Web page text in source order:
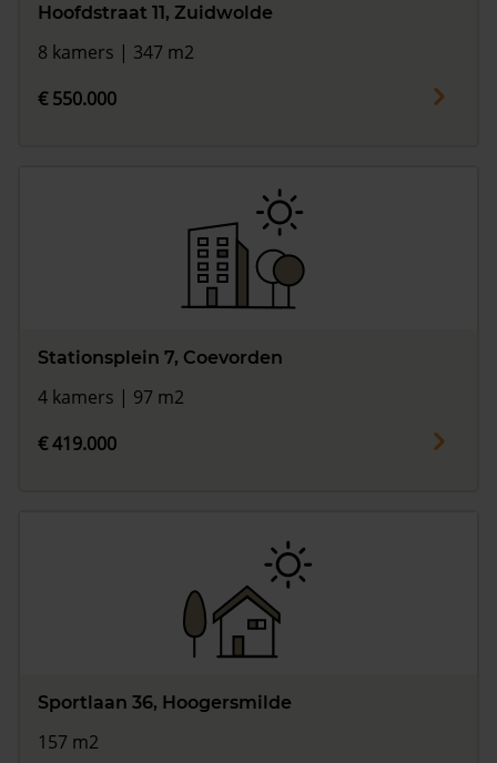
Hoofdstraat 11, Zuidwolde
8 kamers | 347 m2
€ 550.000
Stationsplein 7, Coevorden
4 kamers | 97 m2
€ 419.000
Sportlaan 36, Hoogersmilde
157 m2